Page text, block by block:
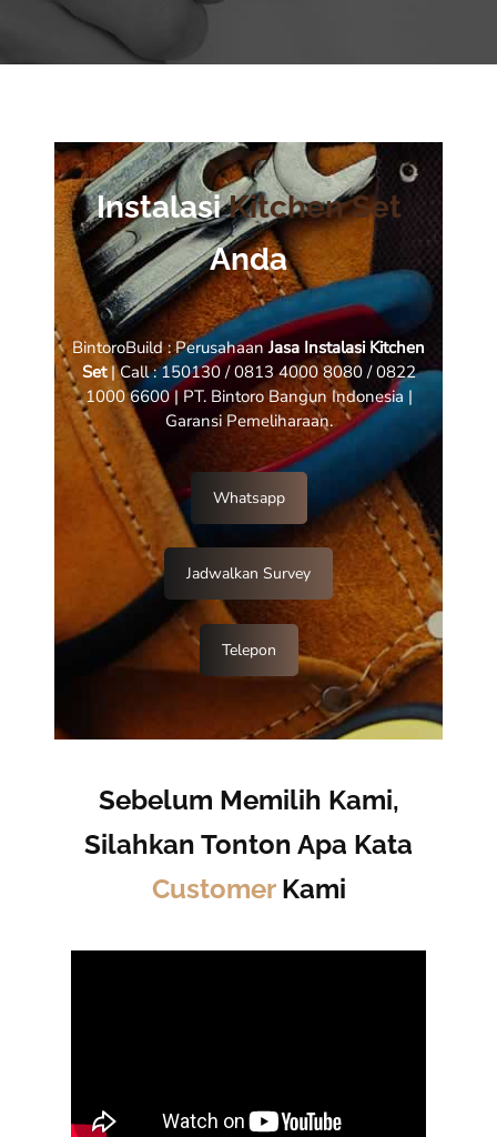
Instalasi Kitchen Set
Anda
BintoroBuild : PerusahaanJasa Instalasi Kitchen
Set| Call : 150130 / 0813 4000 8080 / 0822
1000 6600 | PT. Bintoro Bangun Indonesia |
Garansi Pemeliharaan.
Whatsapp
Jadwalkan Survey
Telepon
Sebelum Memilih Kami,
Silahkan Tonton Apa Kata
CustomerKami